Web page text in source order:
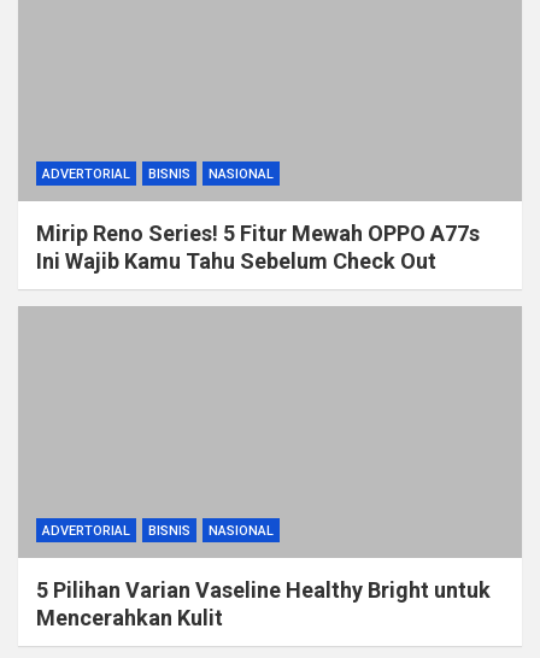
ADVERTORIAL BISNIS NASIONAL
Mirip Reno Series! 5 Fitur Mewah OPPO A77s
Ini Wajib Kamu Tahu Sebelum Check Out
ADVERTORIAL BISNIS NASIONAL
5 Pilihan Varian Vaseline Healthy Bright untuk
Mencerahkan Kulit